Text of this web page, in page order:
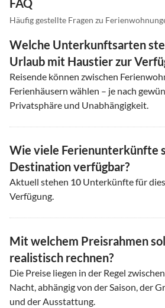
FAQ
Häufig gestellte Fragen zu
Welche Unterkunftsarten
Urlaub mit Haustier zur
Reisende können zwischen
Ferienhäusern wählen – je nach
Privatsphäre und Unabhängigkeit.
Wie viele Ferienunterkünfte
Destination verfügbar?
Aktuell stehen 10 Unterkünfte für
Verfügung.
Mit welchem Preisrahmen
realistisch rechnen?
Die Preise liegen in der Regel zwischen
Nacht, abhängig von der Saison, der
und der Ausstattung.